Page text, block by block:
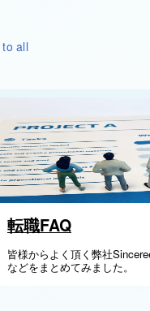
all
転職FAQ
皆様からよく頂く弊社
などをまとめてみました。